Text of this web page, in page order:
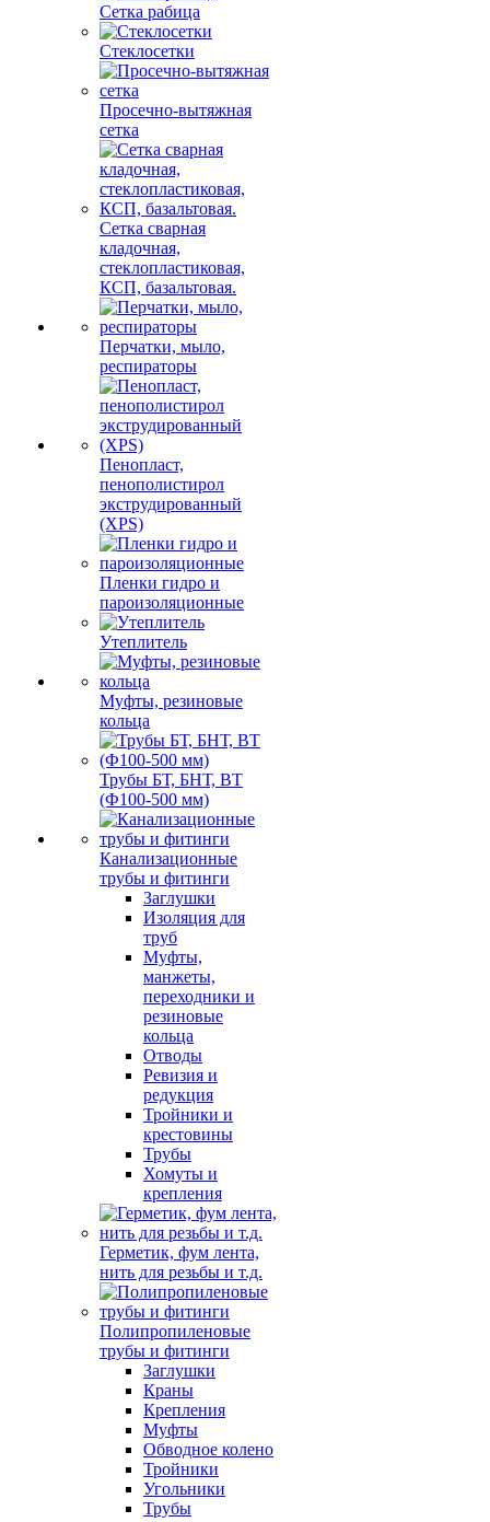
Сетка рабица
Стеклосетки
Просечно-вытяжная
сетка
Сетка сварная
кладочная,
стеклопластиковая,
КСП, базальтовая.
Перчатки, мыло,
респираторы
Пенопласт,
пенополистирол
экструдированный
(XPS)
Пленки гидро и
пароизоляционные
Утеплитель
Муфты, резиновые
кольца
Трубы БТ, БНТ, ВТ
(Ф100-500 мм)
Канализационные
трубы и фитинги
Заглушки
Изоляция для
труб
Муфты,
манжеты,
переходники и
резиновые
кольца
Отводы
Ревизия и
редукция
Тройники и
крестовины
Трубы
Хомуты и
крепления
Герметик, фум лента,
нить для резьбы и т.д.
Полипропиленовые
трубы и фитинги
Заглушки
Краны
Крепления
Муфты
Обводное колено
Тройники
Угольники
Трубы